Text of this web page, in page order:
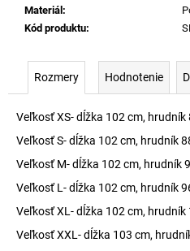
Materiál :
Kód produktu:
Rozmery Hodnotenie
Veľkosť XS- dĺžka 102 cm,
Veľkosť S- dĺžka 102 cm, hrudník
Veľkosť M- dĺžka 102 cm, hrudník
Veľkosť L- dĺžka 102 cm, hrudník
Veľkosť XL- dĺžka 102 cm,
Veľkosť XXL- dĺžka 103 cm,